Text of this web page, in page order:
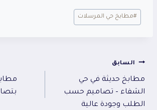
وسوم
المقال:
#مطابخ حي المرسلات
تصفّح
المقالات
السابق
مطابخ حديثة في حي
الشفاء – تصاميم حسب
الطلب وجودة عالية